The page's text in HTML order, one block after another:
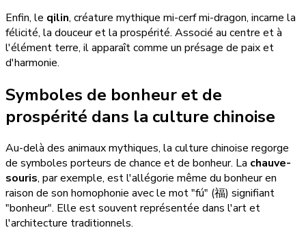
Enfin, le qilin, créature mythique mi-cerf mi-dragon, incarne la
félicité, la douceur et la prospérité. Associé au centre et à
l'élément terre, il apparaît comme un présage de paix et
d'harmonie.
Symboles de bonheur et de
prospérité dans la culture chinoise
Au-delà des animaux mythiques, la culture chinoise regorge
de symboles porteurs de chance et de bonheur. La chauve-
souris, par exemple, est l'allégorie même du bonheur en
raison de son homophonie avec le mot "fú" (福) signifiant
"bonheur". Elle est souvent représentée dans l'art et
l'architecture traditionnels.